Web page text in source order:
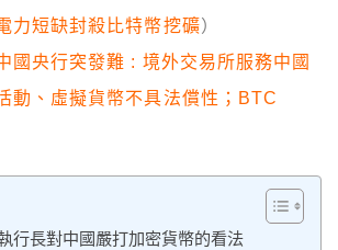
力短缺封殺比特幣挖礦）
國央行突發難 : 境外交易所服務中國
動、虛擬貨幣不具法償性；BTC
行長對中國嚴打加密貨幣的看法